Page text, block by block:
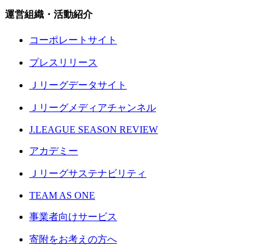
運営組織・活動紹介
コーポレートサイト
プレスリリース
Ｊリーグデータサイト
Ｊリーグメディアチャンネル
J.LEAGUE SEASON REVIEW
アカデミー
Ｊリーグサステナビリティ
TEAM AS ONE
事業者向けサービス
寄附をお考えの方へ